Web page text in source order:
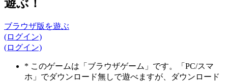
遊ぶ！
ブラウザ版を遊ぶ
(ログイン)
(ログイン)
* このゲームは「ブラウザゲーム」です。「PC/スマ
ホ」でダウンロード無しで遊べますが、ダウンロード